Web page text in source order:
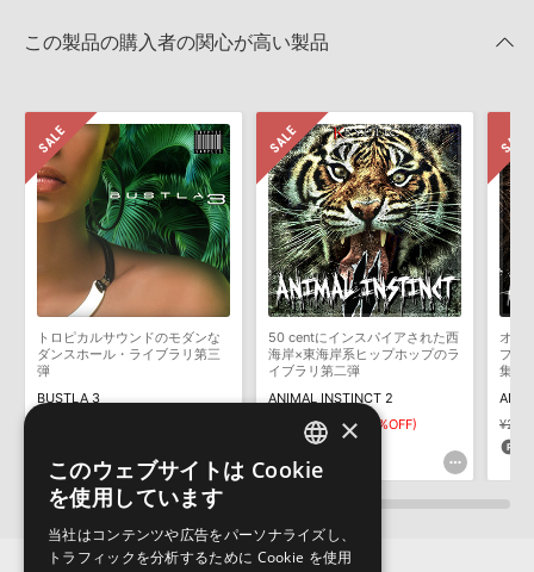
きます際には、NTFSやHFS＋でフォーマットされたHDDをご用意
いただく必要がございます。
知らせするメールの2通が送信されます。メールに記載されており
ます説明に沿って、製品のダウンロード／導入を行って下さい。
サンプルパック製品には、原則として日本語版操作マニュアルをご
用意しておりません。ご購入後のご不明点や詳細に関するお問い合
わせなどはテクニカルサポート
までご連絡ください。
デモソングは、製品収録サウンドを使ってできることを紹介するた
めのデモンストレーション用の楽曲です。原則として、デモソング
そのものをお使いいただくことはできません。また、デモソングを
構成する全てのサウンドが、サンプルパックに含まれていることを
保証するものではありません。
しかねます。
2022.06.06
おります。ご覧頂くには、該当する製品をご購入頂く必要がございます。
5-IN-1 ESSENTIAL FREAK SOUNDのサポート情報
この製品の購入者の関心が高い製品
トロピカルサウンドのモダンな
ダンスホール・ライブラリ第三
弾
BUSTLA 3
50 centにインスパイアされた西
海岸×東海岸系ヒップホップのラ
イブラリ第二弾
ANIMAL INSTINCT 2
¥2,937 ¥1,468(50%OFF)
73pt
オー
プの
集
ENGLISH
×
このウェブサイトは Cookie
を使用しています
当社はコンテンツや広告をパーソナライズし、
トラフィックを分析するために Cookie を使用